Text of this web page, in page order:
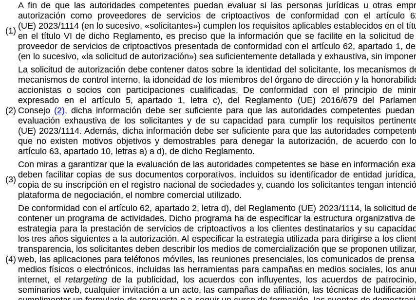
(1)
A fin de que las autoridades competentes puedan evaluar si las personas jurídicas u otras
autorización como proveedores de servicios de criptoactivos de conformidad con el artículo
(UE) 2023/1114 (en lo sucesivo, «solicitantes») cumplen los requisitos aplicables establecidos en el
en el título VI de dicho Reglamento, es preciso que la información que se facilite en la solicitud
proveedor de servicios de criptoactivos presentada de conformidad con el artículo 62, apartado 1,
(en lo sucesivo, «la solicitud de autorización») sea suficientemente detallada y exhaustiva, sin
(2)
La solicitud de autorización debe contener datos sobre la identidad del solicitante, los mecanismos
mecanismos de control interno, la idoneidad de los miembros del órgano de dirección y la
accionistas o socios con participaciones cualificadas. De conformidad con el principio de
expresado en el artículo 5, apartado 1, letra c), del Reglamento (UE) 2016/679 del
Consejo (2), dicha información debe ser suficiente para que las autoridades competentes
evaluación exhaustiva de los solicitantes y de su capacidad para cumplir los requisitos
(UE) 2023/1114. Además, dicha información debe ser suficiente para que las autoridades
que no existen motivos objetivos y demostrables para denegar la autorización, de acuerdo con
artículo 63, apartado 10, letras a) a d), de dicho Reglamento.
(3)
Con miras a garantizar que la evaluación de las autoridades competentes se base en información
deben facilitar copias de sus documentos corporativos, incluidos su identificador de entidad
copia de su inscripción en el registro nacional de sociedades y, cuando los solicitantes tengan
plataforma de negociación, el nombre comercial utilizado.
(4)
De conformidad con el artículo 62, apartado 2, letra d), del Reglamento (UE) 2023/1114, la solicitud
contener un programa de actividades. Dicho programa ha de especificar la estructura organizativa
estrategia para la prestación de servicios de criptoactivos a los clientes destinatarios y su
los tres años siguientes a la autorización. Al especificar la estrategia utilizada para dirigirse a los
transparencia, los solicitantes deben describir los medios de comercialización que se proponen
web, las aplicaciones para teléfonos móviles, las reuniones presenciales, los comunicados de
medios físicos o electrónicos, incluidas las herramientas para campañas en medios sociales, los
internet, el retargetingde la publicidad, los acuerdos con influyentes, los acuerdos de
seminarios web, cualquier invitación a un acto, las campañas de afiliación, las técnicas de